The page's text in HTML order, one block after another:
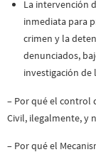
La intervención
inmediata para
crimen y la
denunciados,
investigación de
– Por qué el control
Civil, ilegalmente, y
– Por qué el